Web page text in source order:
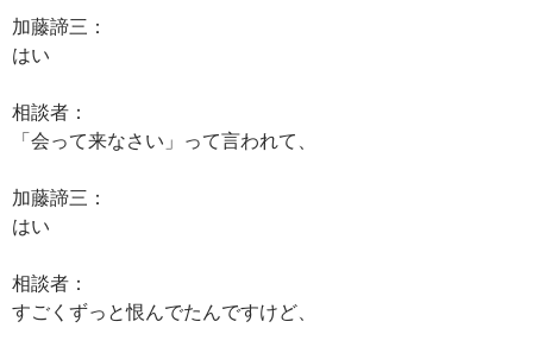
加藤諦三：
はい
相談者：
「会って来なさい」って言われて、
加藤諦三：
はい
相談者：
すごくずっと恨んでたんですけど、